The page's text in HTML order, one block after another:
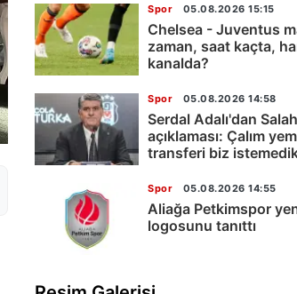
Spor 05.08.2026 15:15
Chelsea - Juventus
zaman, saat kaçta,
kanalda?
Spor 05.08.2026 14:58
Serdal Adalı'dan Salah
açıklaması: Çalım
transferi biz
Spor 05.08.2026 14:55
Aliağa Petkimspor
logosunu tanıttı